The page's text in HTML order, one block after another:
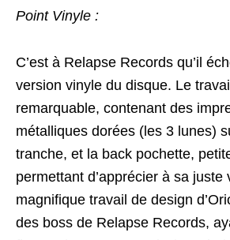
Point Vinyle :
C’est à Relapse Records qu’il
version vinyle du disque. Le
remarquable, contenant des
métalliques dorées (les 3 lunes)
tranche, et la back pochette,
permettant d’apprécier à sa juste
magnifique travail de design
des boss de Relapse Records,